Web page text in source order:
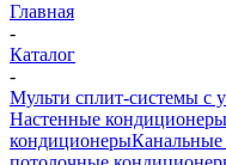
Главная
-
Каталог
-
Мульти сплит-системы с
Настенные кондиционеры
кондиционеры